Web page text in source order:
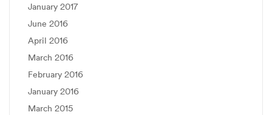
January 2017
June 2016
April 2016
March 2016
February 2016
January 2016
March 2015